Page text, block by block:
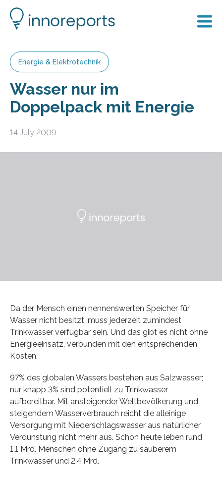
Energie & Elektrotechnik
Wasser nur im
Doppelpack mit Energie
14 July 2009
Da der Mensch einen nennenswerten Speicher für
Wasser nicht besitzt, muss jederzeit zumindest
Trinkwasser verfügbar sein. Und das gibt es nicht ohne
Energieeinsatz, verbunden mit den entsprechenden
Kosten.
97% des globalen Wassers bestehen aus Salzwasser;
nur knapp 3% sind potentiell zu Trinkwasser
aufbereitbar. Mit ansteigender Weltbevölkerung und
steigendem Wasserverbrauch reicht die alleinige
Versorgung mit Niederschlagswasser aus natürlicher
Verdunstung nicht mehr aus. Schon heute leben rund
1,1 Mrd. Menschen ohne Zugang zu sauberem
Trinkwasser und 2,4 Mrd.